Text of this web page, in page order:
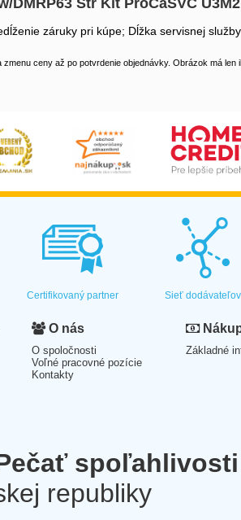
DMRP63 Str Kit ProCaSVC
záruky pri kúpe; Dĺžka servisnej
ceny až po potvrdenie objednávky. Obrázok má len
Certifikovaný partner Sieť dodávateľov
O nás
O spoločnosti
Voľné pracovné pozície
Kontakty
Základné
spoľahlivosti
republiky